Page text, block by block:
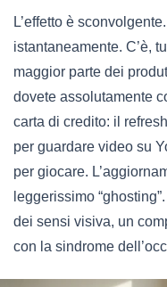
L’effetto è
istantaneamente. C’è,
maggior parte dei
dovete assolutamente
carta di credito: il
per guardare video su
per giocare.
leggerissimo
dei sensi visiva, un
con la sindrome